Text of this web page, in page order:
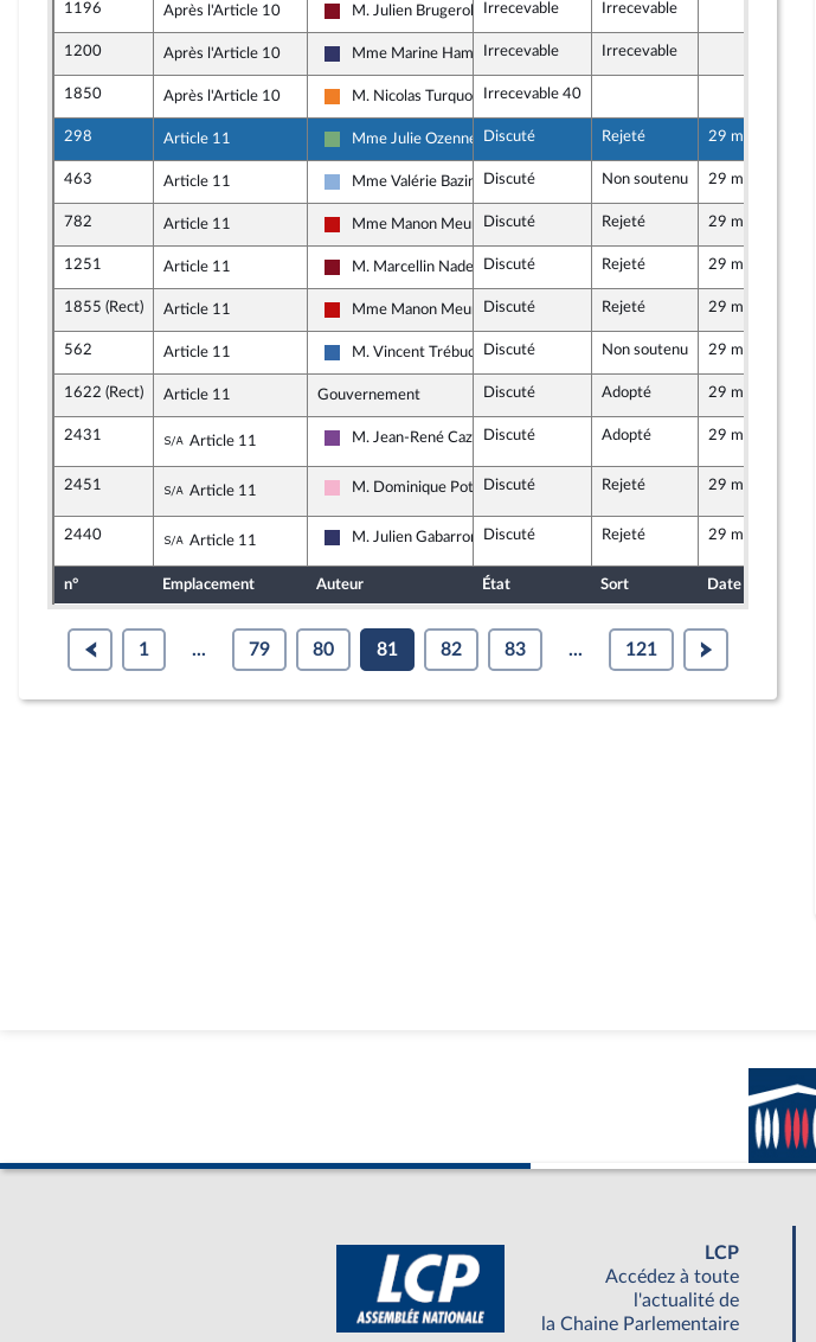
1196 Après l'Article 10
Gauche Démocrate et Républicaine
M. Julien BrugerollesIrrecevable Irrecevable
1200 Après l'Article 10
Rassemblement National
Mme Marine HameletIrrecevable Irrecevable
1850 Après l'Article 10
Les Démocrates
M. Nicolas Turquois Irrecevable 40
298 Article 11
Écologiste et Social
Mme Julie Ozenne Discuté Rejeté 29 mai 2026
463 Article 11
Droite Républicaine
Mme Valérie Bazin-Malgras
Discuté Non soutenu 29 mai 2026
782 Article 11
La France insoumise - Nouveau Front Populaire
Mme Manon MeunierDiscuté Rejeté 29 mai 2026
1251 Article 11
Gauche Démocrate et Républicaine
M. Marcellin NadeauDiscuté Rejeté 29 mai 2026
1855 (Rect) Article 11
La France insoumise - Nouveau Front Populaire
Mme Manon MeunierDiscuté Rejeté 29 mai 2026
562 Article 11
Union des droites pour la République
M. Vincent TrébuchetDiscuté Non soutenu 29 mai 2026
1622 (Rect) Article 11 Gouvernement Discuté Adopté 29 mai 2026
2431 Sous-amendement de l'amendement n°1622 (Rect)
Article 11 Ensemble pour la République
M. Jean-René Cazeneuve
Discuté Adopté 29 mai 2026
2451 Sous-amendement de l'amendement n°1622 (Rect)
Article 11 Socialistes et apparentés
M. Dominique PotierDiscuté Rejeté 29 mai 2026
2440 Sous-amendement de l'amendement n°1622 (Rect)
Article 11 Rassemblement National
M. Julien Gabarron Discuté Rejeté 29 mai 2026
n° Emplacement Auteur État Sort Date d'examen
1 ... 79 80 81 82 83 ... 121
LCP
Accédez à toute
l'actualité de
la Chaine Parlementaire